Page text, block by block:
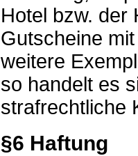
Hotel bzw. der
Gutscheine
weitere
so handelt es
strafrechtliche
§6 Haftung